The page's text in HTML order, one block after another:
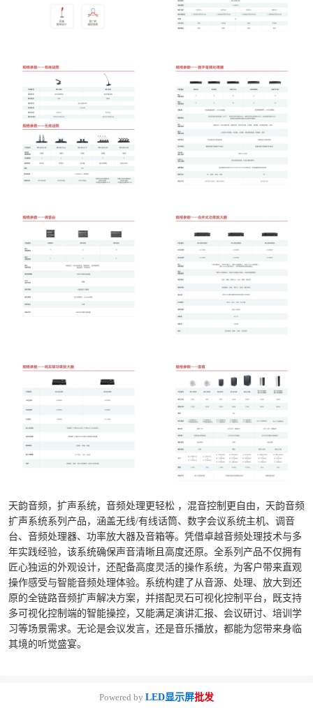
天韵音频，扩声系统，音频处理更轻松 ，混音控制更自由，天韵音频
扩声系统系列产品，涵盖无线/有线话筒、数字会议系统主机、调音
台、音频处理器、功率放大器及音箱等。凭借卓越音频处理技术与多
年实践经验，该系统确保声音清晰且高度还原。全系列产品不仅拥有
匠心独运的外观设计，还配备高度灵活的操作系统，为客户带来直观
操作感受与智能音频处理体验。系统构建了从音源、处理、放大到还
原的全链路音频扩声解决方案，并搭配灵石可视化控制平台，既支持
多可视化控制端的智能操控，又能满足演讲汇报、会议研讨、培训学
习等场景需求。无论是会议发言，还是音乐播放，都能为您带来身临
其境的听觉盛宴。
Powered by LED显示屏批发